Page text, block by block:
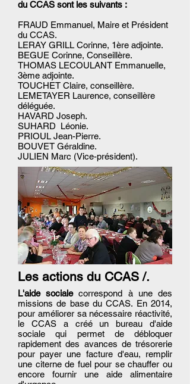
du CCAS sont les suivants :
FRAUD Emmanuel, Maire et Président
du CCAS.
LERAY GRILL Corinne, 1ère adjointe.
BEGUE Corinne, Conseillère.
THOMAS LECOULANT Emmanuelle,
3ème adjointe.
TOUCHET Claire, conseillère.
LEMETAYER Laurence, conseillère
déléguée.
HAVARD Joseph.
SUHARD Léonie.
PRIOUL Jean-Pierre.
BOUVET Géraldine.
JULIEN Marc (Vice-président).
Les actions du CCAS /.
L'aide socialecorrespond à une des
missions de base du CCAS. En 2014,
pour améliorer sa nécessaire réactivité,
le CCAS a créé un bureau d'aide
sociale qui permet de débloquer
rapidement des avances de trésorerie
pour payer une facture d'eau, remplir
une citerne de fuel pour se chauffer ou
encore fournir une aide alimentaire